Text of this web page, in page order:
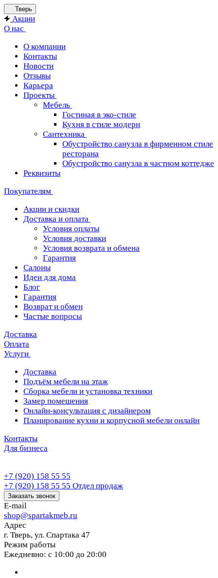
Тверь
Акции
О нас
О компании
Контакты
Новости
Отзывы
Карьера
Проекты
Мебель
Гостиная в эко-стиле
Кухня в стиле модерн
Сантехника
Обустройство санузла в фирменном стиле
ресторана
Обустройство санузла в частном коттедже
Реквизиты
Покупателям
Акции и скидки
Доставка и оплата
Условия оплаты
Условия доставки
Условия возврата и обмена
Гарантия
Салоны
Идеи для дома
Блог
Гарантия
Возврат и обмен
Частые вопросы
Доставка
Оплата
Услуги
Доставка
Подъём мебели на этаж
Сборка мебели и установка техники
Замер помещения
Онлайн-консультация с дизайнером
Планирование кухни и корпусной мебели онлайн
Контакты
Для бизнеса
+7 (920) 158 55 55
+7 (920) 158 55 55 Отдел продаж
Заказать звонок
E-mail
shop@spartakmeb.ru
Адрес
г. Тверь, ул. Спартака 47
Режим работы
Ежедневно: с 10:00 до 20:00